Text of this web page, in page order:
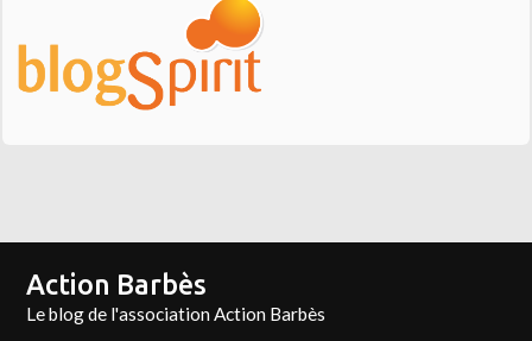
Action Barbès
Le blog de l'association Action Barbès